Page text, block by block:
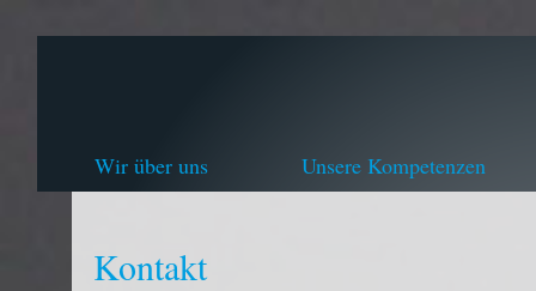
Wir über uns Unsere Kompetenzen
Kontakt